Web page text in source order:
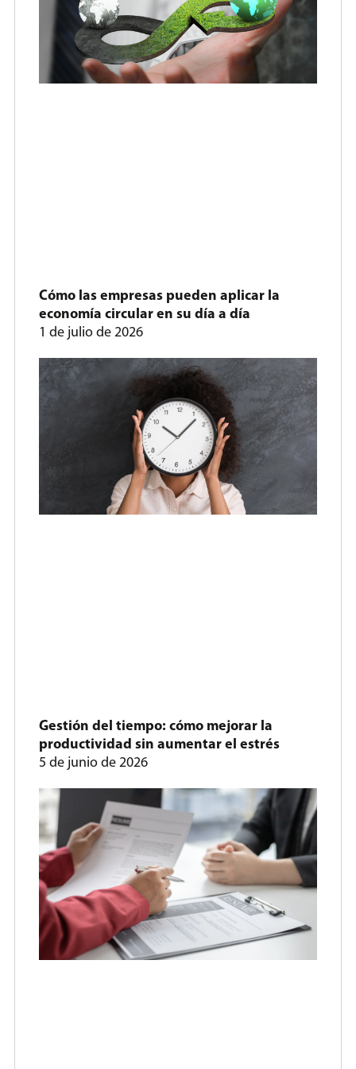
Cómo las empresas pueden aplicar la
economía circular en su día a día
1 de julio de 2026
Gestión del tiempo: cómo mejorar la
productividad sin aumentar el estrés
5 de junio de 2026